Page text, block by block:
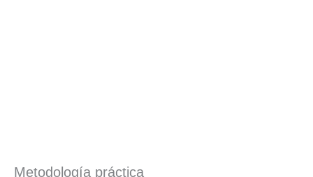
Metodología práctica